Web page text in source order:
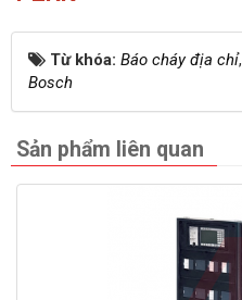
Từ khóa: Báo cháy địa chỉ,
Bosch
Sản phẩm liên quan